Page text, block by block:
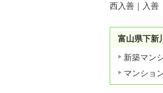
西入善 ｜ 入善
富山県下新
新築マン
マンショ